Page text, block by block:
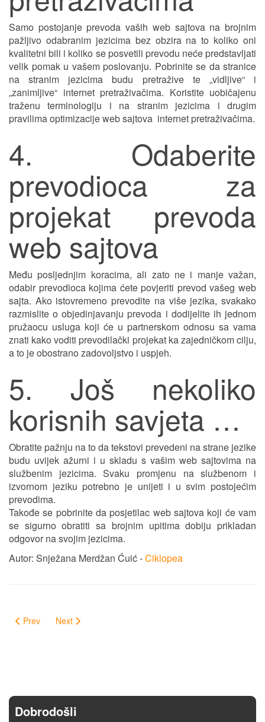
Samo postojanje prevoda vaših web sajtova na brojnim
pažljivo odabranim jezicima bez obzira na to koliko oni
kvalitetni bili i koliko se posvetili prevodu neće predstavljati
velik pomak u vašem poslovanju. Pobrinite se da stranice
na stranim jezicima budu pretražive te „vidljive“ i
„zanimljive“ internet pretraživačima. Koristite uobičajenu
traženu terminologiju i na stranim jezicima i drugim
pravilima optimizacije web sajtova internet pretraživačima.
4. Odaberite
prevodioca za
projekat prevoda
web sajtova
Među posljednjim koracima, ali zato ne i manje važan,
odabir prevodioca kojima ćete povjeriti prevod vašeg web
sajta. Ako istovremeno prevodite na više jezika, svakako
razmislite o objedinjavanju prevoda i dodijelite ih jednom
pružaocu usluga koji će u partnerskom odnosu sa vama
znati kako voditi prevodilački projekat ka zajedničkom cilju,
a to je obostrano zadovoljstvo i uspjeh.
5. Još nekoliko
korisnih savjeta …
Obratite pažnju na to da tekstovi prevedeni na strane jezike
budu uvijek ažurni i u skladu s vašim web sajtovima na
službenim jezicima. Svaku promjenu na službenom i
izvornom jeziku potrebno je unijeti i u svim postojećim
prevodima.
Takođe se pobrinite da posjetilac web sajtova koji će vam
se sigurno obratiti sa brojnim upitima dobiju prikladan
odgovor na svojim jezicima.
Autor: Snježana Merdžan Ćuić -Ciklopea
Prev Next
Dobrodošli